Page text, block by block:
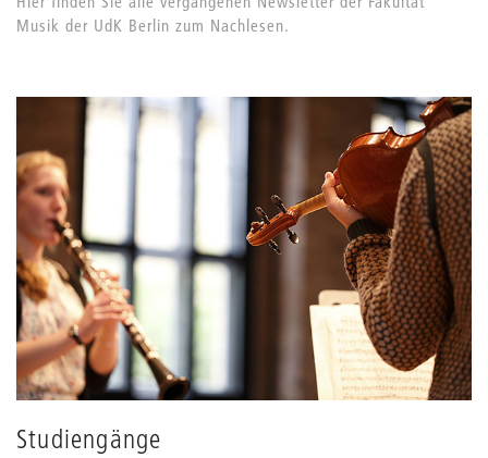
Musik der UdK Berlin zum Nachlesen.
Studiengänge